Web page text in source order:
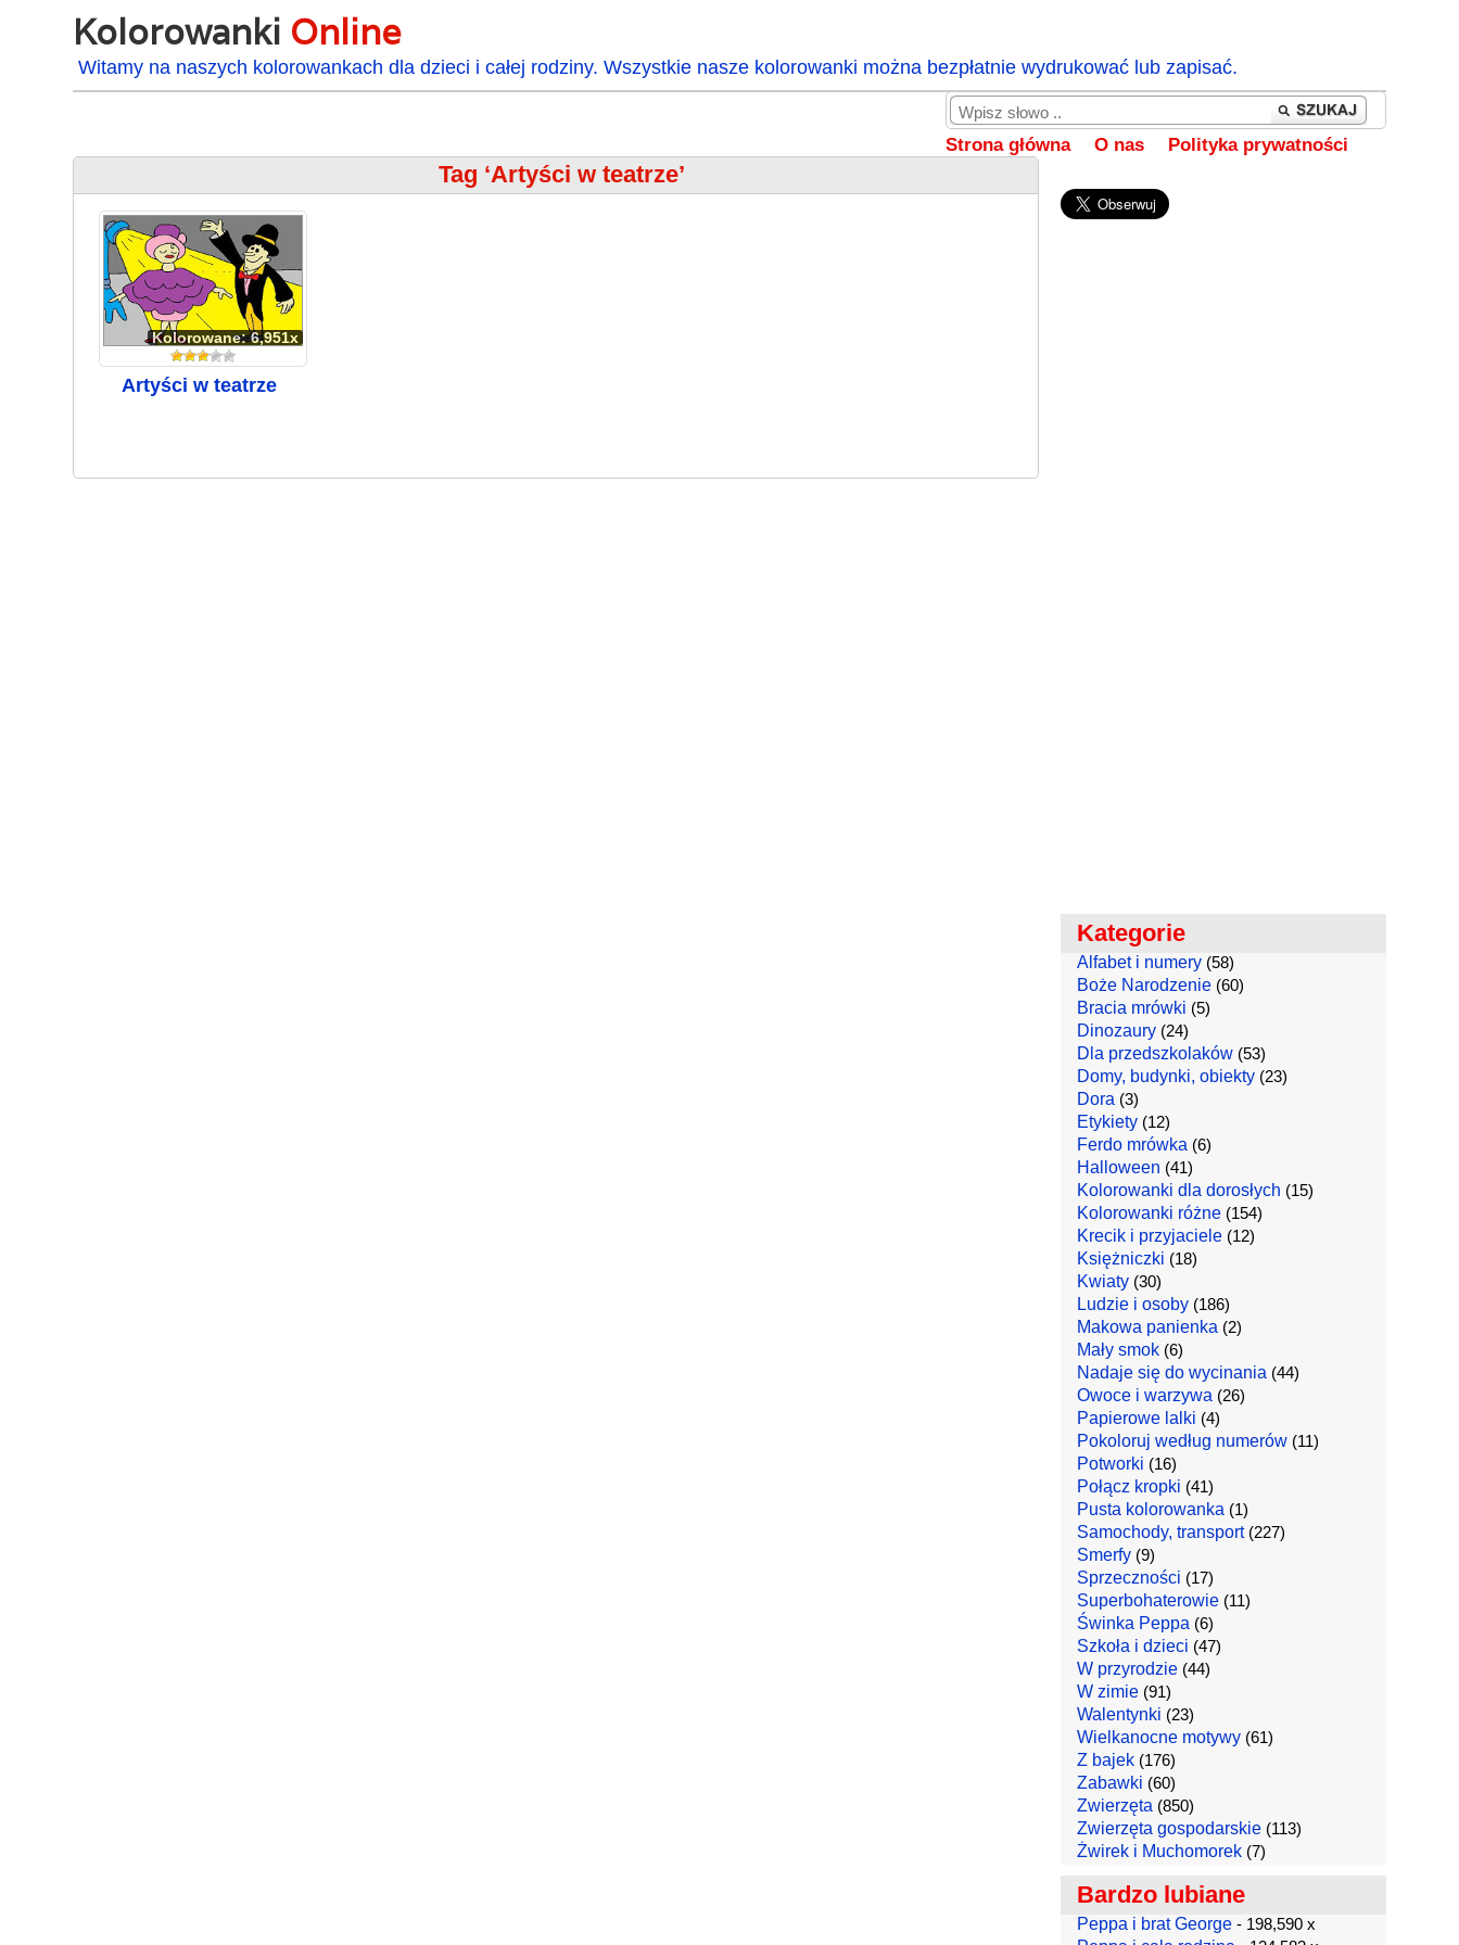
Kolorowanki Online
Witamy na naszych kolorowankach dla dzieci i całej rodziny. Wszystkie nasze kolorowanki można bezpłatnie wydrukować lub zapisać.
Strona główna O nas Polityka prywatności
Tag ‘Artyści w teatrze’
Kolorowane: 6,951x
Artyści w teatrze
Kategorie
Alfabet i numery(58)
Boże Narodzenie(60)
Bracia mrówki (5)
Dinozaury(24)
Dla przedszkolaków(53)
Domy, budynki, obiekty(23)
Dora (3)
Etykiety(12)
Ferdo mrówka (6)
Halloween (41)
Kolorowanki dla dorosłych (15)
Kolorowanki różne(154)
Krecik i przyjaciele(12)
Księżniczki (18)
Kwiaty(30)
Ludzie i osoby(186)
Makowa panienka (2)
Mały smok(6)
Nadaje się do wycinania (44)
Owoce i warzywa (26)
Papierowe lalki (4)
Pokoloruj według numerów(11)
Potworki (16)
Połącz kropki (41)
Pusta kolorowanka (1)
Samochody, transport(227)
Smerfy(9)
Sprzeczności (17)
Superbohaterowie(11)
Świnka Peppa (6)
Szkoła i dzieci (47)
W przyrodzie(44)
W zimie(91)
Walentynki (23)
Wielkanocne motywy(61)
Z bajek(176)
Zabawki (60)
Zwierzęta (850)
Zwierzęta gospodarskie(113)
Żwirek i Muchomorek(7)
Bardzo lubiane
Peppa i brat George- 198,590 x